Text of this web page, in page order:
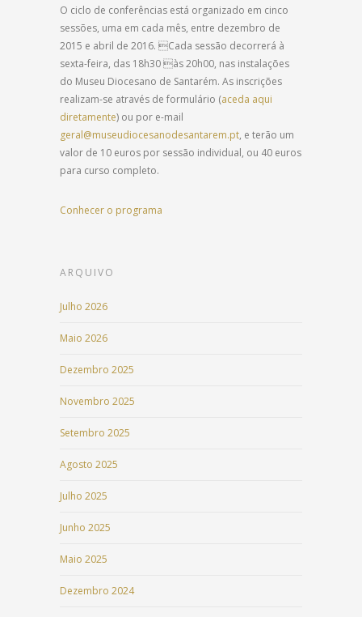
O ciclo de conferências está organizado em cinco
sessões, uma em cada mês, entre dezembro de
2015 e abril de 2016. Cada sessão decorrerá à
sexta-feira, das 18h30 às 20h00, nas instalações
do Museu Diocesano de Santarém. As inscrições
realizam-se através de formulário (aceda aqui
diretamente) ou por e-mail
geral@museudiocesanodesantarem.pt, e terão um
valor de 10 euros por sessão individual, ou 40 euros
para curso completo.
Conhecer o programa
ARQUIVO
Julho 2026
Maio 2026
Dezembro 2025
Novembro 2025
Setembro 2025
Agosto 2025
Julho 2025
Junho 2025
Maio 2025
Dezembro 2024